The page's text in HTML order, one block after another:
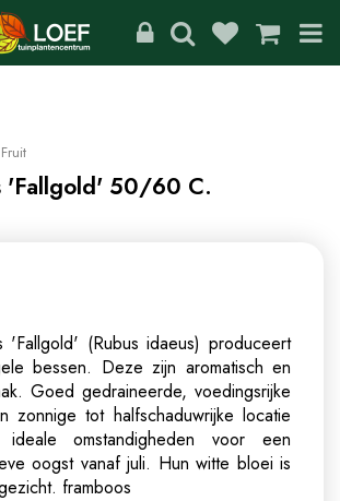
Fruit
'Fallgold' 50/60 C.
'Fallgold' (Rubus idaeus) produceert
bessen. Deze zijn aromatisch en
Goed gedraineerde, voedingsrijke
zonnige tot halfschaduwrijke locatie
omstandigheden voor een
oogst vanaf juli. Hun witte bloei is
framboos